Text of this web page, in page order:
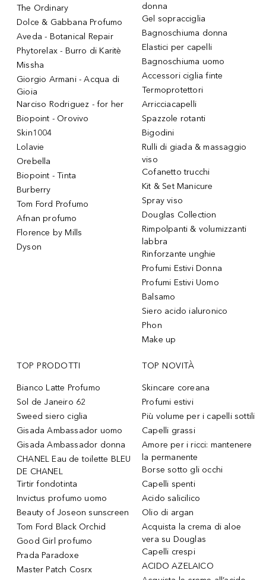
The Ordinary
Dolce & Gabbana Profumo
Aveda - Botanical Repair
Phytorelax - Burro di Karitè
Missha
Giorgio Armani - Acqua di
Gioia
Narciso Rodriguez - for her
Biopoint - Orovivo
Skin1004
Lolavie
Orebella
Biopoint - Tinta
Burberry
Tom Ford Profumo
Afnan profumo
Florence by Mills
Dyson
donna
Gel sopracciglia
Bagnoschiuma donna
Elastici per capelli
Bagnoschiuma uomo
Accessori ciglia finte
Termoprotettori
Arricciacapelli
Spazzole rotanti
Bigodini
Rulli di giada & massaggio
viso
Cofanetto trucchi
Kit & Set Manicure
Spray viso
Douglas Collection
Rimpolpanti & volumizzanti
labbra
Rinforzante unghie
Profumi Estivi Donna
Profumi Estivi Uomo
Balsamo
Siero acido ialuronico
Phon
Make up
TOP PRODOTTI
Bianco Latte Profumo
Sol de Janeiro 62
Sweed siero ciglia
Gisada Ambassador uomo
Gisada Ambassador donna
CHANEL Eau de toilette BLEU
DE CHANEL
Tirtir fondotinta
Invictus profumo uomo
Beauty of Joseon sunscreen
Tom Ford Black Orchid
Good Girl profumo
Prada Paradoxe
Master Patch Cosrx
TOP NOVITÀ
Skincare coreana
Profumi estivi
Più volume per i capelli sottili
Capelli grassi
Amore per i ricci: mantenere
la permanente
Borse sotto gli occhi
Capelli spenti
Acido salicilico
Olio di argan
Acquista la crema di aloe
vera su Douglas
Capelli crespi
ACIDO AZELAICO